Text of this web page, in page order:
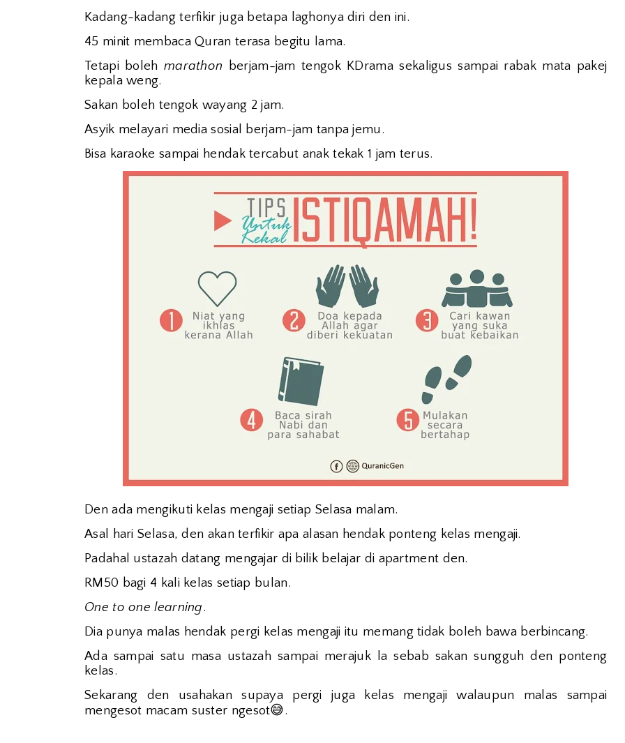
Kadang-kadang terfikir juga betapa laghonya diri den ini.
45 minit membaca Quran terasa begitu lama.
Tetapi boleh marathon berjam-jam tengok KDrama sekaligus sampai rabak mata pakej
kepala weng.
Sakan boleh tengok wayang 2 jam.
Asyik melayari media sosial berjam-jam tanpa jemu.
Bisa karaoke sampai hendak tercabut anak tekak 1 jam terus.
Den ada mengikuti kelas mengaji setiap Selasa malam.
Asal hari Selasa, den akan terfikir apa alasan hendak ponteng kelas mengaji.
Padahal ustazah datang mengajar di bilik belajar di apartment den.
RM50 bagi 4 kali kelas setiap bulan.
One to one learning.
Dia punya malas hendak pergi kelas mengaji itu memang tidak boleh bawa berbincang.
Ada sampai satu masa ustazah sampai merajuk la sebab sakan sungguh den ponteng
kelas.
Sekarang den usahakan supaya pergi juga kelas mengaji walaupun malas sampai
mengesot macam suster ngesot😅.